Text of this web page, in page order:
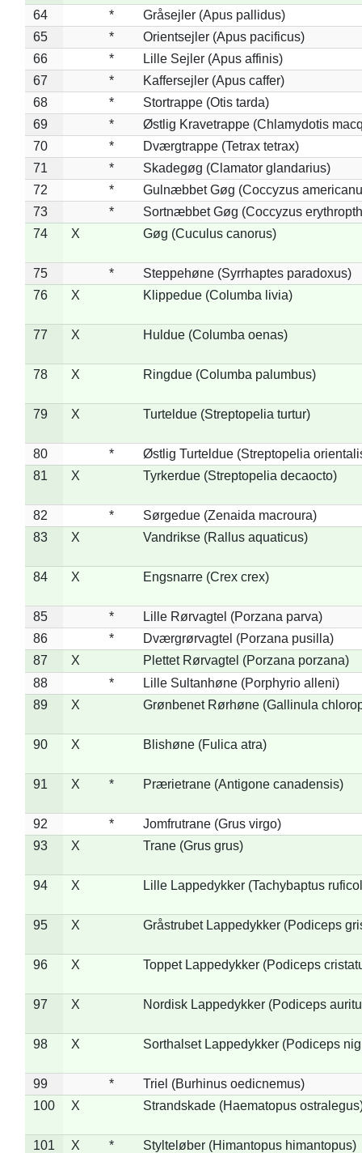
64 *
Gråsejler (Apus pallidus)
65
*
Orientsejler (Apus pacificus)
66
*
Lille Sejler (Apus affinis)
67
*
Kaffersejler (Apus caffer)
68
*
Stortrappe (Otis tarda)
69
*
Østlig Kravetrappe (Chlamydotis
70
*
Dværgtrappe (Tetrax tetrax)
71
*
Skadegøg (Clamator glandarius)
72
*
Gulnæbbet Gøg (Coccyzus
73
*
Sortnæbbet Gøg (Coccyzus
74
X Gøg (Cuculus canorus)
75 *
Steppehøne (Syrrhaptes paradoxus)
76
X Klippedue (Columba livia)
77 X Huldue (Columba oenas)
78 X Ringdue (Columba palumbus)
79 X Turteldue (Streptopelia turtur)
80 *
Østlig Turteldue (Streptopelia
81
X Tyrkerdue (Streptopelia decaocto)
82 *
Sørgedue (Zenaida macroura)
83
X Vandrikse (Rallus aquaticus)
84 X Engsnarre (Crex crex)
85 *
Lille Rørvagtel (Porzana parva)
86
*
Dværgrørvagtel (Porzana pusilla)
87
X
Plettet Rørvagtel (Porzana porzana)
88
*
Lille Sultanhøne (Porphyrio alleni)
89
X Grønbenet Rørhøne (Gallinula
90 X Blishøne (Fulica atra)
91 X * Prærietrane (Antigone canadensis)
92 *
Jomfrutrane (Grus virgo)
93
X Trane (Grus grus)
94 X Lille Lappedykker (Tachybaptus
95 X Gråstrubet Lappedykker (Podiceps
96 X Toppet Lappedykker (Podiceps
97 X Nordisk Lappedykker (Podiceps
98 X Sorthalset Lappedykker (Podiceps
99 *
Triel (Burhinus oedicnemus)
100
X Strandskade (Haematopus
101 X * Stylteløber (Himantopus himantopus)